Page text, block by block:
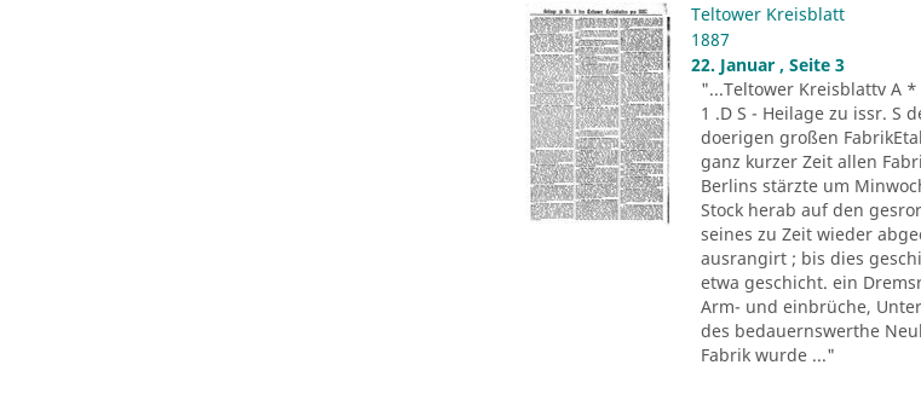
Teltower Kreisblatt
1887
22. Januar , Seite 3
"...Teltower Kreisblattv A
1 .D S - Heilage zu issr. S
doerigen großen
ganz kurzer Zeit allen
Berlins stärzte um
Stock herab auf den
seines zu Zeit wieder
ausrangirt ; bis dies
etwa geschicht. ein
Arm- und einbrüche,
des bedauernswerthe
Fabrik wurde ..."